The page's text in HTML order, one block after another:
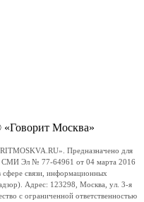
Москва»
Предназначено для
СМИ Эл № 77-64961 от 04 марта 2016
связи, информационных
Адрес: 123298, Москва, ул. 3-я
с ограниченной ответственностью